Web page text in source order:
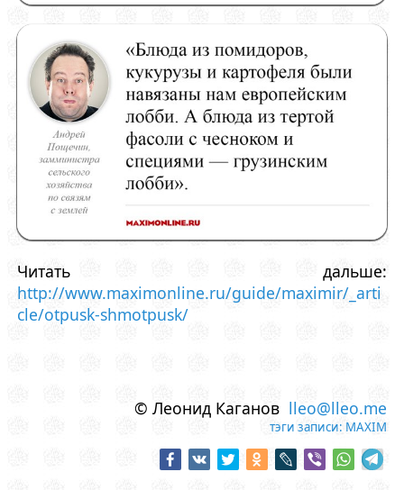
Читать дальше:
http://www.maximonline.ru/guide/maximir/_arti
cle/otpusk-shmotpusk/
© Леонид Каганов lleo@lleo.me
тэги записи: MAXIM